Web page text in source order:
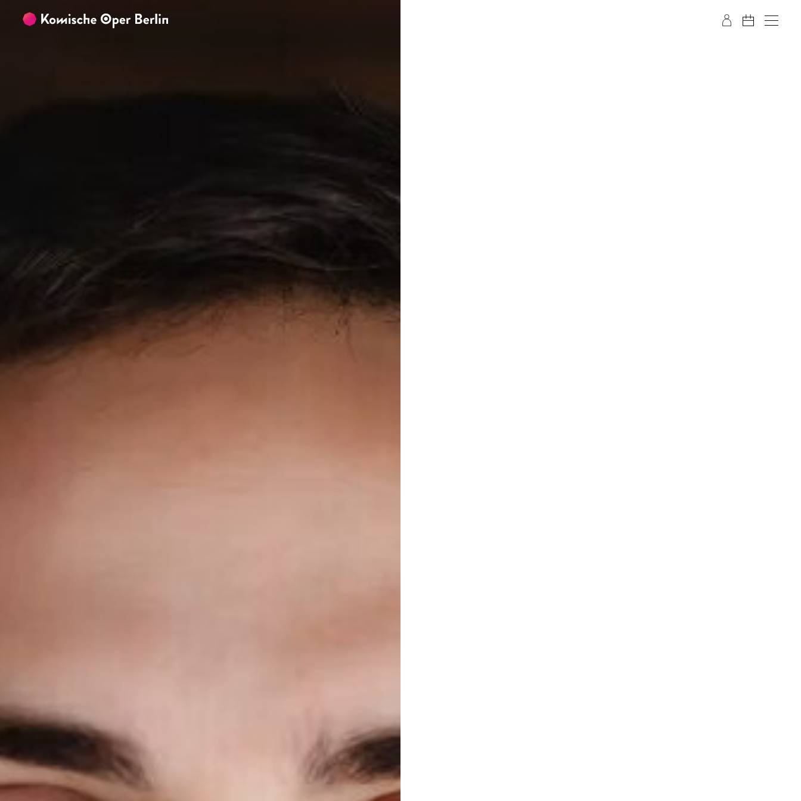
Zum Hauptinhalt springen Zum Footer springen